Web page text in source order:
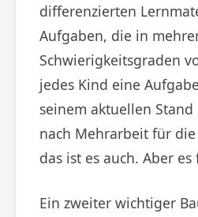
differenzierten
Aufgaben, die in
Schwierigkeitsgraden
jedes Kind eine
seinem aktuellen
nach Mehrarbeit für
das ist es auch. Aber
Ein zweiter wichtiger